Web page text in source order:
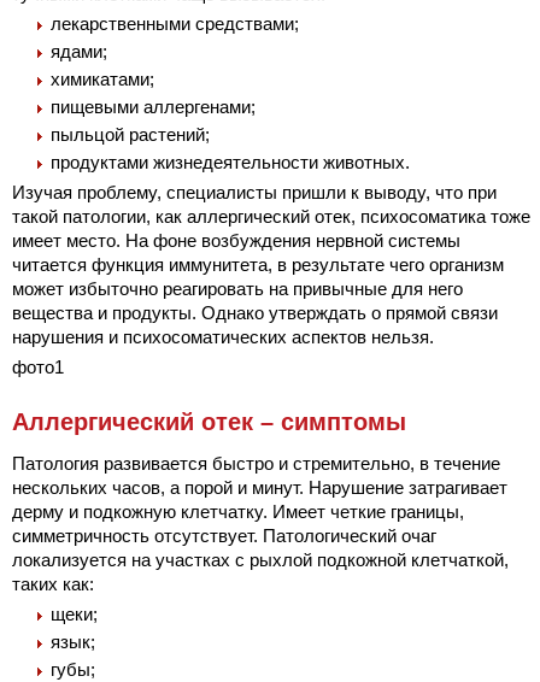
лекарственными средствами;
ядами;
химикатами;
пищевыми аллергенами;
пыльцой растений;
продуктами жизнедеятельности животных.
Изучая проблему, специалисты пришли к выводу, что при
такой патологии, как аллергический отек, психосоматика тоже
имеет место. На фоне возбуждения нервной системы
читается функция иммунитета, в результате чего организм
может избыточно реагировать на привычные для него
вещества и продукты. Однако утверждать о прямой связи
нарушения и психосоматических аспектов нельзя.
фото1
Аллергический отек – симптомы
Патология развивается быстро и стремительно, в течение
нескольких часов, а порой и минут. Нарушение затрагивает
дерму и подкожную клетчатку. Имеет четкие границы,
симметричность отсутствует. Патологический очаг
локализуется на участках с рыхлой подкожной клетчаткой,
таких как:
щеки;
язык;
губы;